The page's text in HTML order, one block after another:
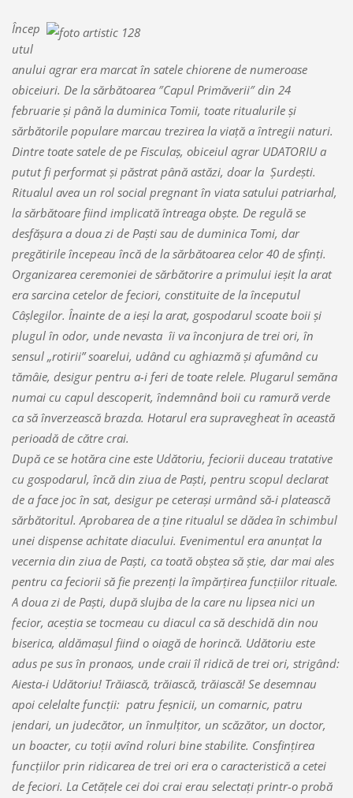
Încep
utul
anului agrar era marcat în satele chiorene de numeroase
obiceiuri. De la sărbătoarea ″Capul Primăverii″ din 24
februarie şi până la duminica Tomii, toate ritualurile şi
sărbătorile populare marcau trezirea la viaţă a întregii naturi.
Dintre toate satele de pe Fisculaş, obiceiul agrar UDATORIUa
putut fi performat şi păstrat până astăzi, doar la Şurdeşti.
Ritualul avea un rol social pregnant în viata satului patriarhal,
la sărbătoare fiind implicată întreaga obşte. De regulă se
desfăşura a doua zi de Paşti sau de duminica Tomi, dar
pregătirile începeau încă de la sărbătoarea celor 40 de sfinţi.
Organizarea ceremoniei de sărbătorire a primului ieşit la arat
era sarcina cetelor de feciori, constituite de la începutul
Câşlegilor. Înainte de a ieşi la arat, gospodarul scoate boii şi
plugul în odor, unde nevasta îi va înconjura de trei ori, în
sensul „rotirii” soarelui, udând cu aghiazmă şi afumând cu
tămâie, desigur pentru a-i feri de toate relele. Plugarul semăna
numai cu capul descoperit, îndemnând boii cu ramură verde
ca să înverzească brazda. Hotarul era supravegheat în această
perioadă de către crai.
După ce se hotăra cine este Udătoriu, feciorii duceau tratative
cu gospodarul, încă din ziua de Paşti, pentru scopul declarat
de a face joc în sat, desigur pe ceteraşi urmând să-i platească
sărbătoritul. Aprobarea de a ţine ritualul se dădea în schimbul
unei dispense achitate diacului. Evenimentul era anunţat la
vecernia din ziua de Paşti, ca toată obştea să ştie, dar mai ales
pentru ca feciorii să fie prezenţi la împărţirea funcţiilor rituale.
A doua zi de Paşti, după slujba de la care nu lipsea nici un
fecior, aceştia se tocmeau cu diacul ca să deschidă din nou
biserica, aldămaşul fiind o oiagă de horincă. Udătoriu este
adus pe sus în pronaos, unde craii îl ridică de trei ori, strigând:
Aiesta-i Udătoriu! Trăiască, trăiască, trăiască! Se desemnau
apoi celelalte funcţii: patru feşnicii, un comarnic, patru
jendari, un judecător, un înmulţitor, un scăzător, un doctor,
un boacter, cu toţii avînd roluri bine stabilite. Consfinţirea
funcţiilor prin ridicarea de trei ori era o caracteristică a cetei
de feciori. La Cetăţele cei doi crai erau selectaţi printr-o probă